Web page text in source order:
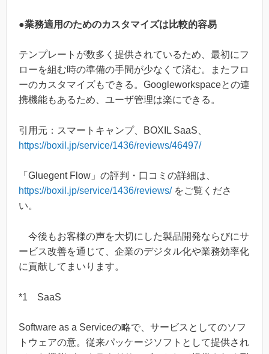
●業務適用のためのカスタマイズは比較的容易
テンプレートが数多く提供されているため、最初にフ
ローを組む時の準備の手間が少なくて済む。またフロ
ーのカスタマイズもできる。Googleworkspaceとの連
携機能もあるため、ユーザ管理は楽にできる。
引用元：スマートキャンプ、BOXIL SaaS、
https://boxil.jp/service/1436/reviews/46497/
「Gluegent Flow」の評判・口コミの詳細は、
https://boxil.jp/service/1436/reviews/ をご覧くださ
い。
今後もお客様の声を大切にした製品開発ならびにサ
ービス改善を通じて、企業のデジタル化や業務効率化
に貢献してまいります。
*1 SaaS
Software as a Serviceの略で、サービスとしてのソフ
トウェアの意。従来パッケージソフトとして提供され